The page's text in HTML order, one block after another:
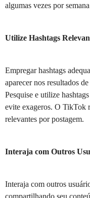
algumas vezes por
Utilize Hashtags
Empregar hashtags
aparecer nos resultados
Pesquise e utilize
evite exageros. O TikTok
relevantes por postagem.
Interaja com Outros
Interaja com outros
compartilhando seu